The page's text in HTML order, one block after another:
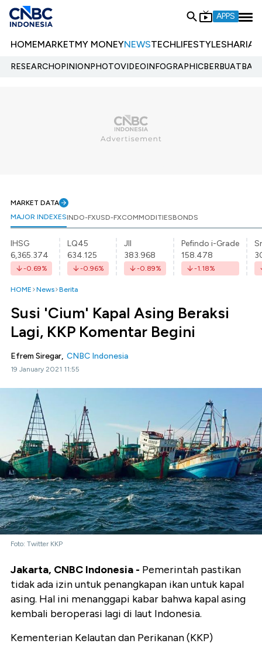
APPS
HOMEMARKETMY MONEYNEWSTECHLIFESTYLESHARIA
RESEARCHOPINIONPHOTOVIDEOINFOGRAPHIC
MARKET DATA
MAJOR INDEXESINDO-FXUSD-FXCOMMODITIESBONDS
IHSG
6,365.374
-0.69%
LQ45
634.125
-0.96%
JII
383.968
-0.89%
Pefindo i-Grade
158.478
-1.18%
HOME News Berita
Susi 'Cium' Kapal Asing Beraksi
Lagi, KKP Komentar Begini
Efrem Siregar, CNBC Indonesia
19 January 2021 11:55
Foto: Twitter KKP
Jakarta, CNBC Indonesia - Pemerintah pastikan
tidak ada izin untuk penangkapan ikan untuk kapal
asing. Hal ini menanggapi kabar bahwa kapal asing
kembali beroperasi lagi di laut Indonesia.
Kementerian Kelautan dan Perikanan (KKP)